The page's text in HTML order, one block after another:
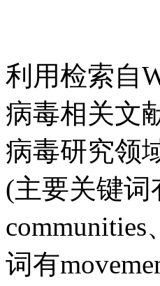
利用检索自
病毒相关文
病毒研究领
(主要关键词
词有